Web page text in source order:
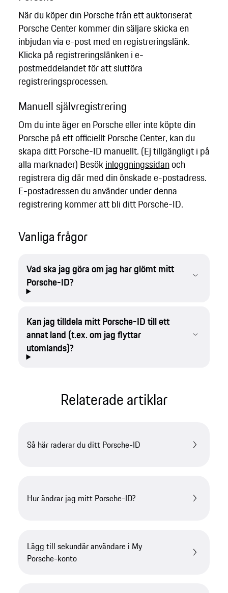
När du köper din Porsche från ett auktoriserat
Porsche Center kommer din säljare skicka en
inbjudan via e-post med en registreringslänk.
Klicka på registreringslänken i e-
postmeddelandet för att slutföra
registreringsprocessen.
Manuell självregistrering
Om du inte äger en Porsche eller inte köpte din
Porsche på ett officiellt Porsche Center, kan du
skapa ditt Porsche-ID manuellt. (Ej tillgängligt i på
alla marknader) Besökinloggningssidanoch
registrera dig där med din önskade e-postadress.
E-postadressen du använder under denna
registrering kommer att bli ditt Porsche-ID.
Vanliga frågor
Vad ska jag göra om jag har glömt mitt
Porsche-ID?
Kan jag tilldela mitt Porsche-ID till ett
annat land (t.ex. om jag flyttar
utomlands)?
Relaterade artiklar
Så här raderar du ditt Porsche-ID
Hur ändrar jag mitt Porsche-ID?
Lägg till sekundär användare i My
Porsche-konto